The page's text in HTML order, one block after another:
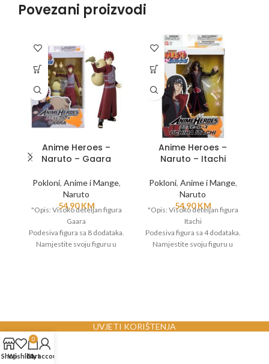
Povezani proizvodi
Anime Heroes –
Naruto – Gaara
Pokloni, Anime i Mange,
Naruto
54,90KM
"Opis: Visoko deteljan figura
Gaara
Podesiva figura sa 8 dodataka.
Namjestite svoju figuru u
Dob: 4+
Visina figure: cca 15 cm "
Anime Heroes –
Naruto – Itachi
Pokloni, Anime i Mange,
Naruto
54,90KM
"Opis: Visoko deteljan figura
Itachi
Podesiva figura sa 4 dodataka.
Namjestite svoju figuru u
Dob: 4+
UVJETI KORIŠTENJA
ShopWishlist
0
Cart
My account